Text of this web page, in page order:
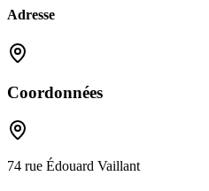
Adresse
Coordonnées
74 rue Édouard Vaillant